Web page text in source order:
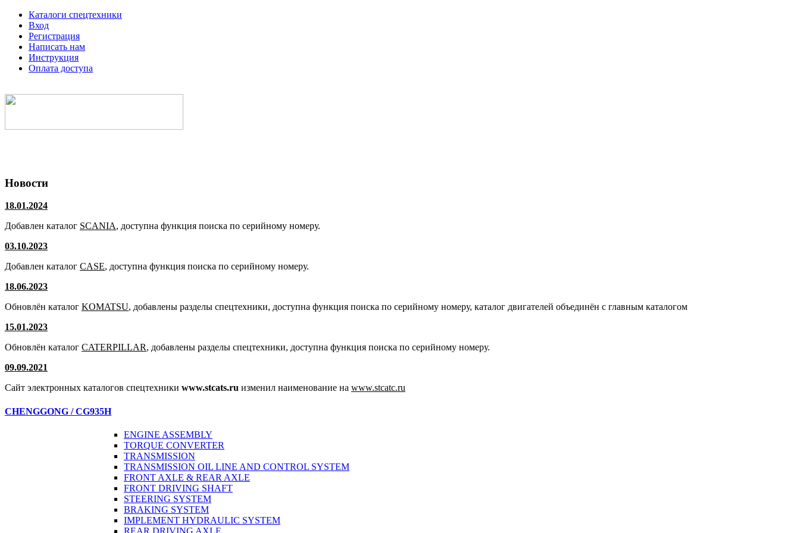
Каталоги спецтехники
Вход
Регистрация
Написать нам
Инструкция
Оплата доступа
Новости
18.01.2024
Добавлен каталог SCANIA, доступна функция поиска по серийному номеру.
03.10.2023
Добавлен каталог CASE, доступна функция поиска по серийному номеру.
18.06.2023
Обновлён каталог KOMATSU, добавлены разделы спецтехники, доступна функция поиска по серийному номеру, каталог двигателей объединён с главным каталогом
15.01.2023
Обновлён каталог CATERPILLAR, добавлены разделы спецтехники, доступна функция поиска по серийному номеру.
09.09.2021
Сайт электронных каталогов спецтехники www.stcats.ru изменил наименование на www.stcatc.ru
CHENGGONG / CG935H
ENGINE ASSEMBLY
TORQUE CONVERTER
TRANSMISSION
TRANSMISSION OIL LINE AND CONTROL SYSTEM
FRONT AXLE & REAR AXLE
FRONT DRIVING SHAFT
STEERING SYSTEM
BRAKING SYSTEM
IMPLEMENT HYDRAULIC SYSTEM
REAR DRIVING AXLE